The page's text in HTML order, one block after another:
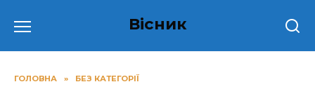
до
Вісник
ГОЛОВНА » БЕЗ КАТЕГОРІЇ